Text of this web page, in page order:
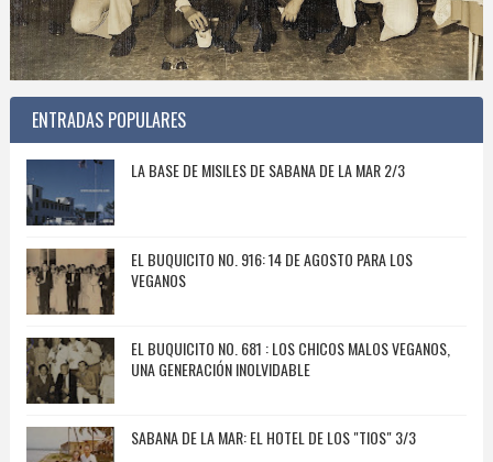
ENTRADAS POPULARES
LA BASE DE MISILES DE SABANA DE LA MAR 2/3
EL BUQUICITO NO. 916: 14 DE AGOSTO PARA LOS
VEGANOS
EL BUQUICITO NO. 681 : LOS CHICOS MALOS VEGANOS,
UNA GENERACIÓN INOLVIDABLE
SABANA DE LA MAR: EL HOTEL DE LOS "TIOS" 3/3